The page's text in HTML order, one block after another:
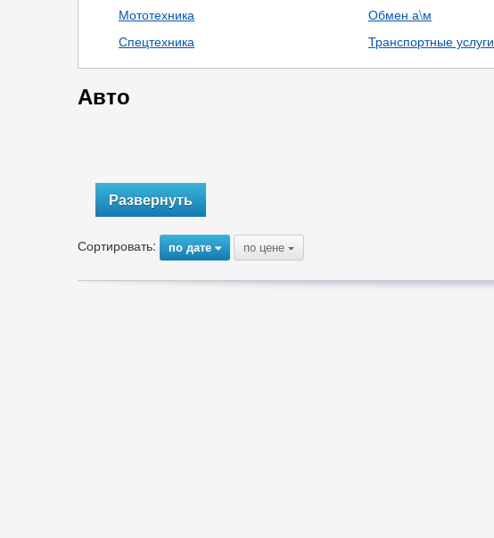
Мототехника
Спецтехника
Обмен а\м
Транспортные услуги
Авто
Развернуть
Сортировать: по дате{ по цене {